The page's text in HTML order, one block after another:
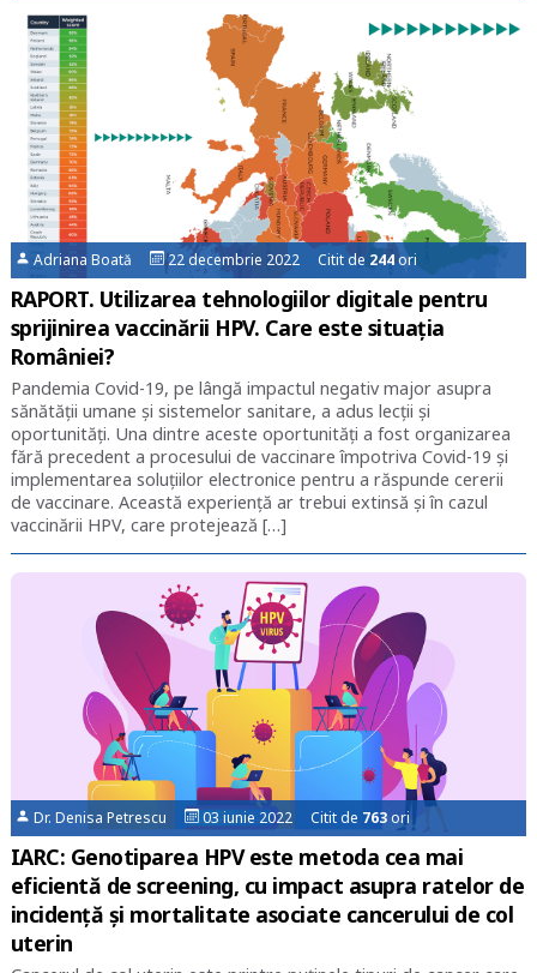
Adriana Boată 22 decembrie 2022 Citit de 244ori
RAPORT. Utilizarea tehnologiilor digitale pentru
sprijinirea vaccinării HPV. Care este situația
României?
Pandemia Covid-19, pe lângă impactul negativ major asupra
sănătății umane și sistemelor sanitare, a adus lecții și
oportunități. Una dintre aceste oportunități a fost organizarea
fără precedent a procesului de vaccinare împotriva Covid-19 și
implementarea soluțiilor electronice pentru a răspunde cererii
de vaccinare. Această experiență ar trebui extinsă și în cazul
vaccinării HPV, care protejează […]
Dr. Denisa Petrescu 03 iunie 2022 Citit de 763ori
IARC: Genotiparea HPV este metoda cea mai
eficientă de screening, cu impact asupra ratelor de
incidență și mortalitate asociate cancerului de col
uterin